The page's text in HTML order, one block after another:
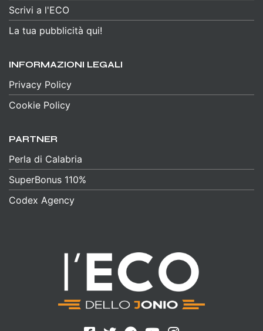
Scrivi a l'ECO
La tua pubblicità qui!
INFORMAZIONI LEGALI
Privacy Policy
Cookie Policy
PARTNER
Perla di Calabria
SuperBonus 110%
Codex Agency